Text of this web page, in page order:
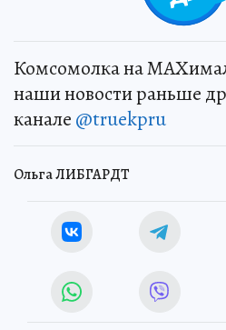
Комсомолка на
наши новости раньше
канале @truekpru
Ольга ЛИБГАРДТ